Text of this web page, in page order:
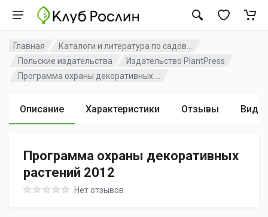
Главная
Каталоги и литература по садов...
Польские издательства
Издательство PlantPress
Программа охраны декоративных ...
Описание Характеристики Отзывы
Программа охраны декоративных
растений 2012
Rating: 0 out of 5Нет отзывов